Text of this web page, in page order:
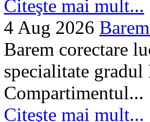
Citeşte mai mult...
4 Aug 2026
Barem corectare
specialitate
Compartimentul...
Citeşte mai mult...